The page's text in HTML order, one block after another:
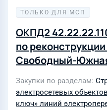
ТОЛЬКО ДЛЯ МСП
ОКПД2
по
Свободный-
Закупки по разделам
электросетевых объектов
ключ» линий